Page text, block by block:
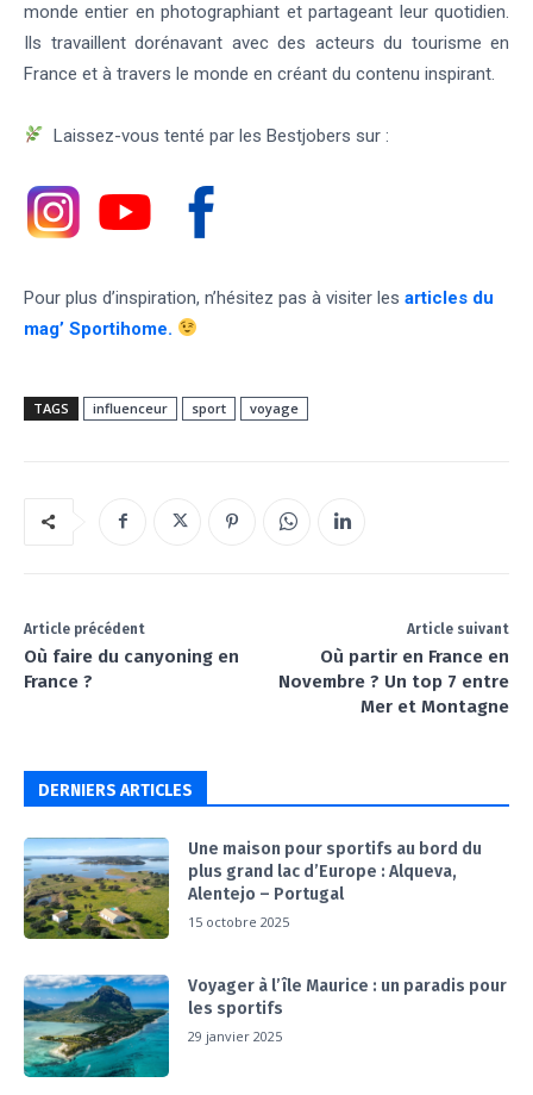
monde entier en photographiant et partageant leur quotidien.
Ils travaillent dorénavant avec des acteurs du tourisme en
France et à travers le monde en créant du contenu inspirant.
Laissez-vous tenté par les Bestjobers sur :
Pour plus d’inspiration, n’hésitez pas à visiter les articles du
mag’ Sportihome.
TAGS influenceur sport voyage
Article précédent
Où faire du canyoning en
France ?
Article suivant
Où partir en France en
Novembre ? Un top 7 entre
Mer et Montagne
DERNIERS ARTICLES
Une maison pour sportifs au bord du
plus grand lac d’Europe : Alqueva,
Alentejo – Portugal
15 octobre 2025
Voyager à l’île Maurice : un paradis pour
les sportifs
29 janvier 2025